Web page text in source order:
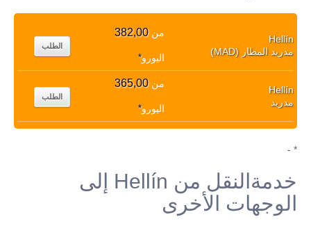
Hellín
مدريد المطار (MAD)
من382,00
اليورو*
الطلب
Hellín
مدريد
من365,00
اليورو*
الطلب
* -
خدمةالنقل من Hellín إلى
الوجهات الأخرى